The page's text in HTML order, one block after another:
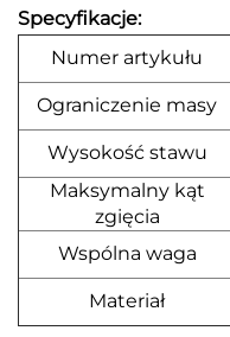
Specyfikacje:
Numer artykułu
Ograniczenie masy
Wysokość stawu
Maksymalny kąt
zgięcia
Wspólna waga
Materiał